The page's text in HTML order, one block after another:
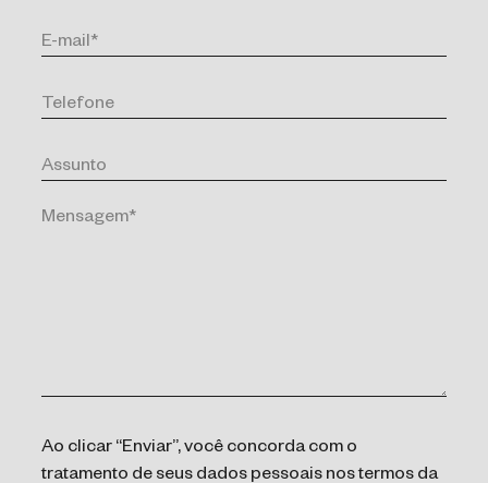
Ao clicar “Enviar”, você concorda com o
tratamento de seus dados pessoais nos termos da